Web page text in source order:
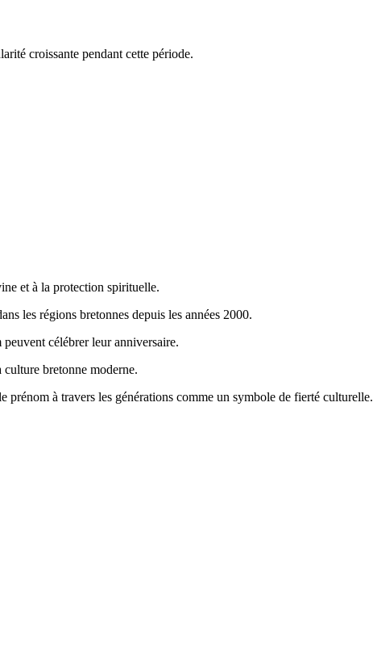
croissante pendant cette période.
et à la protection spirituelle.
les régions bretonnes depuis les années 2000.
célébrer leur anniversaire.
bretonne moderne.
prénom à travers les générations comme un symbole de fierté culturelle.